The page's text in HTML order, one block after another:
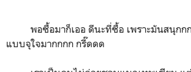
พอซื้อมาก็เออ ดีนะที่ซื้อ เพราะมันสนุกก
แบบจุใจมากกกก กรี๊ดดด